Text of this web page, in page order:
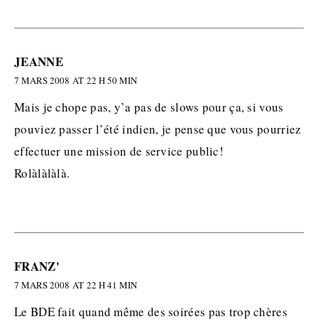
JEANNE
7 MARS 2008 AT 22 H 50 MIN
Mais je chope pas, y’a pas de slows pour ça, si vous
pouviez passer l’été indien, je pense que vous pourriez
effectuer une mission de service public!
Rolàlàlàlà.
FRANZ'
7 MARS 2008 AT 22 H 41 MIN
Le BDE fait quand même des soirées pas trop chères